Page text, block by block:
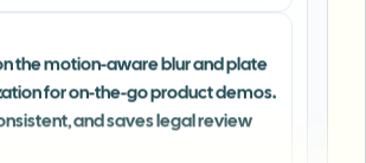
the motion-aware blur and plate
for on-the-go product demos.
and saves legal review
Chen